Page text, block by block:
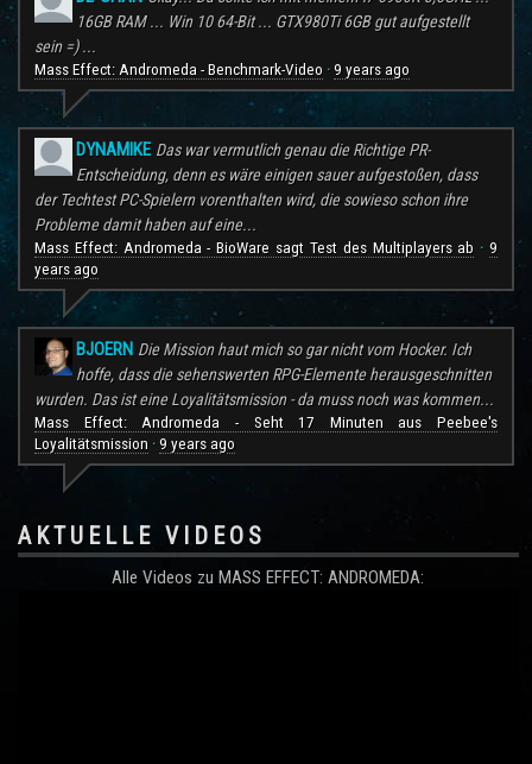
16GB RAM ... Win 10 64-Bit ... GTX980Ti 6GB gut aufgestellt
sein =) ...
Mass Effect: Andromeda - Benchmark-Video · 9 years ago
DYNAMIKE Das war vermutlich genau die Richtige PR-
Entscheidung, denn es wäre einigen sauer aufgestoßen, dass
der Techtest PC-Spielern vorenthalten wird, die sowieso schon ihre
Probleme damit haben auf eine...
Mass Effect: Andromeda - BioWare sagt Test des Multiplayers ab ·9
years ago
BJOERN Die Mission haut mich so gar nicht vom Hocker. Ich
hoffe, dass die sehenswerten RPG-Elemente herausgeschnitten
wurden. Das ist eine Loyalitätsmission - da muss noch was kommen...
Mass Effect: Andromeda - Seht 17 Minuten aus Peebee's
Loyalitätsmission · 9 years ago
AKTUELLE VIDEOS
Alle Videos zu MASS EFFECT: ANDROMEDA: